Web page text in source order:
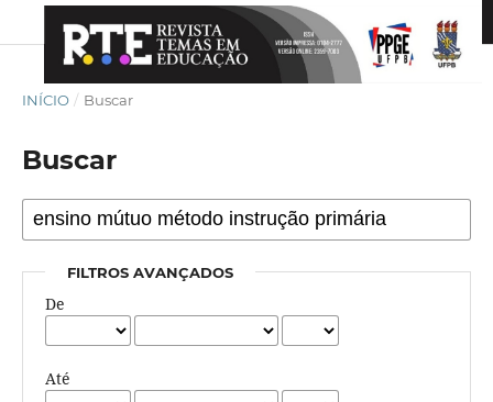
INÍCIO / Buscar
Buscar
FILTROS AVANÇADOS
De
Até